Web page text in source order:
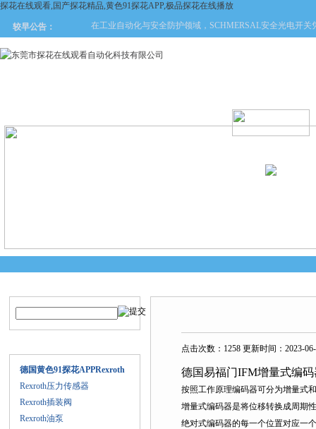
探花在线观看,国产探花精品,黄色91探花APP,极品探花在线播放
较早公告： 在工业自动化与安全防护领域，SCHMERSAL安全光电开
产品中心 新闻
德国黄色91探花APPRexroth
Rexroth压力传感器
Rexroth插装阀
Rexroth油泵
点击次数：1258 更新时间：2023-
德国易福门IFM增量式编
按照工作原理编码器可分为增量式和绝
增量式编码器是将位移转换成周期性
绝对式编码器的每一个位置对应一个确